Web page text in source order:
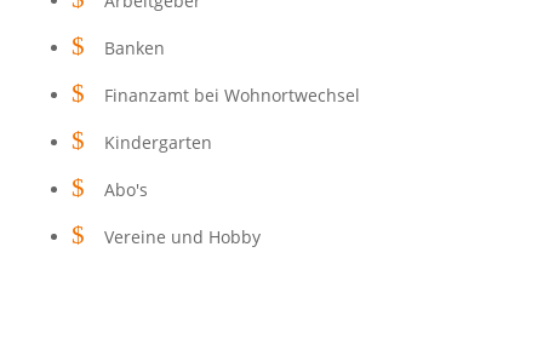
$ Banken
$ Finanzamt bei Wohnortwechsel
$ Kindergarten
$ Abo's
$ Vereine und Hobby